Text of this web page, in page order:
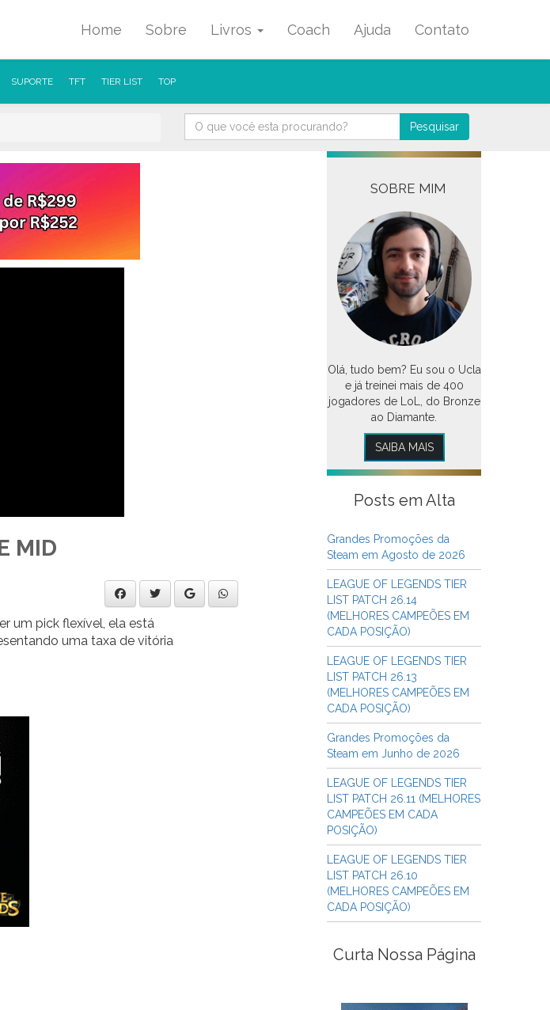
Home Sobre Livros Coach Ajuda Contato
SUPORTE TFT TIER LIST TOP
Pesquisar
MID
um pick flexível, ela está
uma taxa de vitória
SOBRE MIM
Olá, tudo bem? Eu sou o Ucla
e já treinei mais de 400
jogadores de LoL, do Bronze
ao Diamante.
SAIBA MAIS
Posts em Alta
Grandes Promoções da
Steam em Agosto de 2026
LEAGUE OF LEGENDS TIER
LIST PATCH 26.14
(MELHORES CAMPEÕES EM
CADA POSIÇÃO)
LEAGUE OF LEGENDS TIER
LIST PATCH 26.13
(MELHORES CAMPEÕES EM
CADA POSIÇÃO)
Grandes Promoções da
Steam em Junho de 2026
LEAGUE OF LEGENDS TIER
LIST PATCH 26.11 (MELHORES
CAMPEÕES EM CADA
POSIÇÃO)
LEAGUE OF LEGENDS TIER
LIST PATCH 26.10
(MELHORES CAMPEÕES EM
CADA POSIÇÃO)
Curta Nossa Página